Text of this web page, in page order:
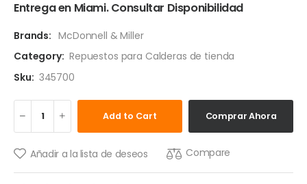
Entrega en Miami. Consultar Disponibilidad
Brands: McDonnell & Miller
Category: Repuestos para Calderas de tienda
Sku: 345700
Add to Cart Comprar Ahora
Añadir a la lista de deseos Compare